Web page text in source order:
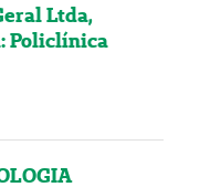
Ltda,
Policlínica